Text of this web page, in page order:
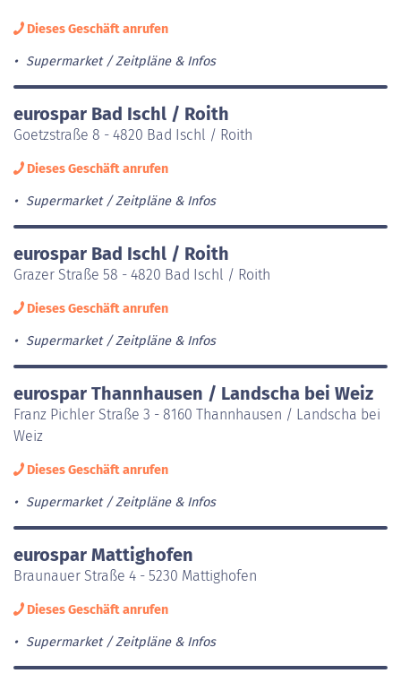
Dieses Geschäft anrufen
Supermarket Zeitpläne & Infos
eurospar Bad Ischl / Roith
Goetzstraße 8 - 4820 Bad Ischl / Roith
Dieses Geschäft anrufen
Supermarket Zeitpläne & Infos
eurospar Bad Ischl / Roith
Grazer Straße 58 - 4820 Bad Ischl / Roith
Dieses Geschäft anrufen
Supermarket Zeitpläne & Infos
eurospar Thannhausen / Landscha bei Weiz
Franz Pichler Straße 3 - 8160 Thannhausen / Landscha bei
Weiz
Dieses Geschäft anrufen
Supermarket Zeitpläne & Infos
eurospar Mattighofen
Braunauer Straße 4 - 5230 Mattighofen
Dieses Geschäft anrufen
Supermarket Zeitpläne & Infos